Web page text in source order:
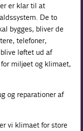
er klar til at
De to
bygges, bliver de
telefoner,
løftet ud af
miljøet og klimaet,
og reparationer af
vi klimaet for store